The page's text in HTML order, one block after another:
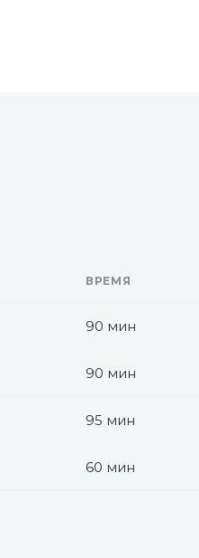
ВРЕМЯ
90 мин
90 мин
95 мин
60 мин